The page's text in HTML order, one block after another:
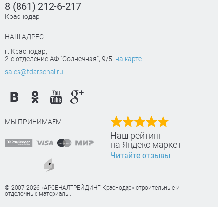
8 (861) 212-6-217
Краснодар
НАШ АДРЕС
г. Краснодар,
2-е отделение АФ "Солнечная", 9/5 на карте
sales@tdarsenal.ru
МЫ ПРИНИМАЕМ
Наш рейтинг
на Яндекс маркет
Читайте отзывы
© 2007-2026 «АРСЕНАЛТРЕЙДИНГ Краснодар» строительные и
отделочные материалы.